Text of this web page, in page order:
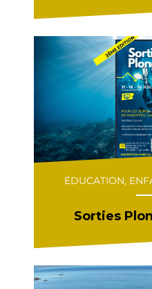
ÉDUCATION,
Sorties